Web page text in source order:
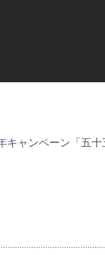
キャンペーン「五